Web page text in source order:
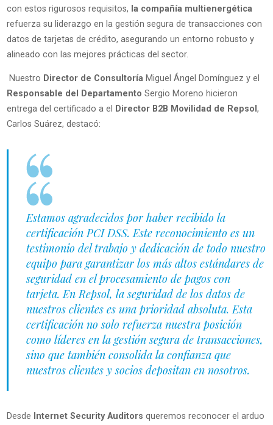
con estos rigurosos requisitos, la compañía multienergética
refuerza su liderazgo en la gestión segura de transacciones con
datos de tarjetas de crédito, asegurando un entorno robusto y
alineado con las mejores prácticas del sector.
Nuestro Director de ConsultoríaMiguel Ángel Domínguez y el
Responsable del Departamento Sergio Moreno hicieron
entrega del certificado a el
Director B2B Movilidad de Repsol ,
Carlos Suárez, destacó:
Estamos agradecidos por haber recibido la
certificación PCI DSS. Este reconocimiento es un
testimonio del trabajo y dedicación de todo nuestro
equipo para garantizar los más altos estándares de
seguridad en el procesamiento de pagos con
tarjeta. En Repsol, la seguridad de los datos de
nuestros clientes es una prioridad absoluta. Esta
certificación no solo refuerza nuestra posición
como líderes en la gestión segura de transacciones,
sino que también consolida la confianza que
nuestros clientes y socios depositan en nosotros.
Desde Internet Security Auditors queremos reconocer el arduo